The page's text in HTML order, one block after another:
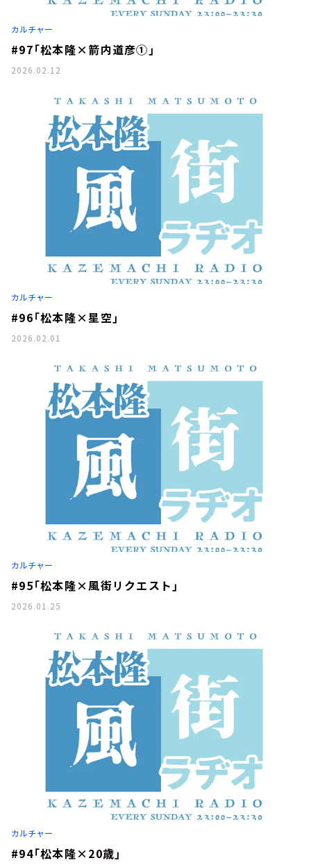
カルチャー
#97「松本隆×箭内道彦①」
2026.02.12
カルチャー
#96「松本隆×星空」
2026.02.01
カルチャー
#95「松本隆×風街リクエスト」
2026.01.25
カルチャー
#94「松本隆×20歳」